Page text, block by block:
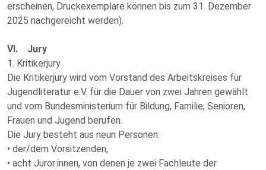
erscheinen, Druckexemplare können bis zum 31. Dezember
2025 nachgereicht werden).
VI. Jury
1. Kritikerjury
Die Kritikerjury wird vom Vorstand des Arbeitskreises für
Jugendliteratur e.V. für die Dauer von zwei Jahren gewählt
und vom Bundesministerium für Bildung, Familie, Senioren,
Frauen und Jugend berufen.
Die Jury besteht aus neun Personen:
• der/dem Vorsitzenden,
• acht Juror:innen, von denen je zwei Fachleute der